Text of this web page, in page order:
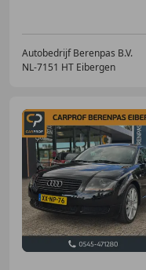
Autobedrijf Berenpas B.V.
NL-7151 HT Eibergen